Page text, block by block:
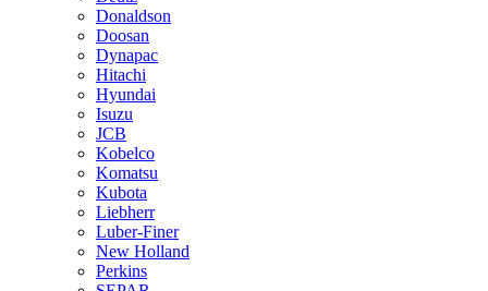
Donaldson
Doosan
Dynapac
Hitachi
Hyundai
Isuzu
JCB
Kobelco
Komatsu
Kubota
Liebherr
Luber-Finer
New Holland
Perkins